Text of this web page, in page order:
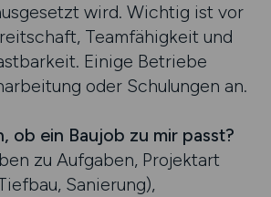
wird. Wichtig ist vor
Teamfähigkeit und
Einige Betriebe
oder Schulungen an.
ob ein Baujob zu mir passt?
zu Aufgaben, Projektart
Sanierung),